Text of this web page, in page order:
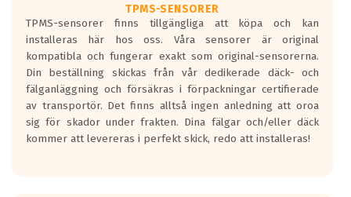
godkända för år 2016 nya regelverk.
Ett däck med en svart våg kommer vara
minst tre decibel tystare än det
regelverk som börjar gälla 2016.
TPMS-SENSORER
TPMS-sensorer finns tillgängliga att köpa och kan
installeras här hos oss. Våra sensorer är original
kompatibla och fungerar exakt som original-sensorerna.
Din beställning skickas från vår dedikerade däck- och
fälganläggning och försäkras i förpackningar certifierade
av transportör. Det finns alltså ingen anledning att oroa
sig för skador under frakten. Dina fälgar och/eller däck
kommer att levereras i perfekt skick, redo att installeras!